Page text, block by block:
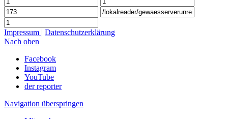
Impressum | Datenschutzerklärung
Nach oben
Facebook
Instagram
YouTube
der reporter
Navigation überspringen